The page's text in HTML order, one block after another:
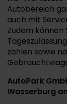
Autobereich
auch mit
Zudem können
zahlen sowie
AutoPark
Wasserburg